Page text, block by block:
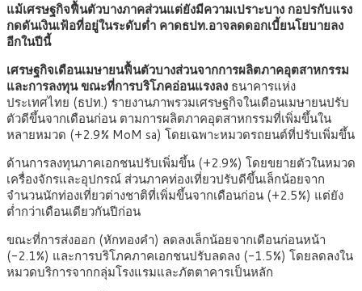
แม้เศรษฐกิจฟื้นตัวบางภาคส่วนแต่ยังมีความเปราะบาง กอปรกับแรง
กดดันเงินเฟ้อที่อยู่ในระดับต่ำ คาดธปท.อาจลดดอกเบี้ยนโยบายลง
อีกในปีนี้
เศรษฐกิจเดือนเมษายนฟื้นตัวบางส่วนจากการผลิตภาคอุตสาหกรรม
และการลงทุน ขณะที่การบริโภคอ่อนแรงลง ธนาคารแห่ง
ประเทศไทย (ธปท.) รายงานภาพรวมเศรษฐกิจในเดือนเมษายนปรับ
ตัวดีขึ้นจากเดือนก่อน ตามการผลิตภาคอุตสาหกรรมที่เพิ่มขึ้นใน
หลายหมวด (+2.9% MoM sa) โดยเฉพาะหมวดรถยนต์ที่ปรับเพิ่มขึ้น
ด้านการลงทุนภาคเอกชนปรับเพิ่มขึ้น (+2.9%) โดยขยายตัวในหมวด
เครื่องจักรและอุปกรณ์ ส่วนภาคท่องเที่ยวปรับดีขึ้นเล็กน้อยจาก
จำนวนนักท่องเที่ยวต่างชาติที่เพิ่มขึ้นจากเดือนก่อน (+2.5%) แต่ยัง
ต่ำกว่าเดือนเดียวกันปีก่อน
ขณะที่การส่งออก (หักทองคำ) ลดลงเล็กน้อยจากเดือนก่อนหน้า
(-2.1%) และการบริโภคภาคเอกชนปรับลดลง (-1.5%) โดยลดลงใน
หมวดบริการจากกลุ่มโรงแรมและภัตตาคารเป็นหลัก